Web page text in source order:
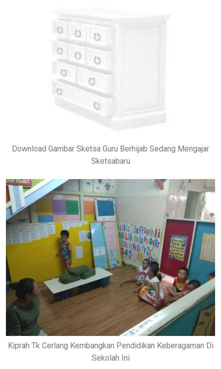
Download Gambar Sketsa Guru Berhijab Sedang Mengajar
Sketsabaru
Kiprah Tk Cerlang Kembangkan Pendidikan Keberagaman Di
Sekolah Ini